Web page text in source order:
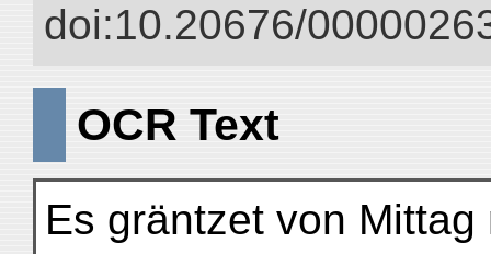
doi:10.20676/
OCR Text
Es gräntzet von